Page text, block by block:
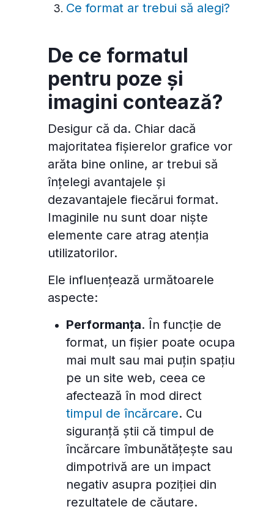
Ce format ar trebui să alegi?
De ce formatul
pentru poze și
imagini contează?
Desigur că da. Chiar dacă
majoritatea fișierelor grafice vor
arăta bine online, ar trebui să
înțelegi avantajele și
dezavantajele fiecărui format.
Imaginile nu sunt doar niște
elemente care atrag atenția
utilizatorilor.
Ele influențează următoarele
aspecte:
Performanța. În funcție de
format, un fișier poate ocupa
mai mult sau mai puțin spațiu
pe un site web, ceea ce
afectează în mod direct
timpul de încărcare. Cu
siguranță știi că timpul de
încărcare îmbunătățește sau
dimpotrivă are un impact
negativ asupra poziției din
rezultatele de căutare.